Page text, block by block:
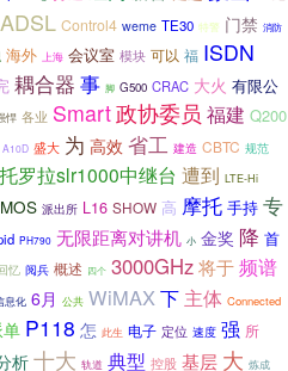
ADSL Control4 weme TE30 特警 门禁 消防
海外 上海 会议室 模块 可以 福 ISDN
耦合器 事 脚 G500 CRAC 大火 有限公
悍 各业 Smart政协委员 福建 Q200
A10D 盛大 为 高效 省工 建造 CBTC 规范
罗拉slr1000中继台 遭到 LTE-Hi
派出所 L16 SHOW 高 摩托 手持 专
PH790 无限距离对讲机 小 金奖 降 首
忆 阅兵 概述 四个 3000GHz将于频谱
息化 6月 公共 WiMAX下 主体 Connected
P118 怎 此生 电子 定位 速度 强 所
析 十大 轨道 典型 控股 基层 大 炼成